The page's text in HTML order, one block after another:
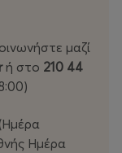
μαζί
ή στο 210 44
Ημέρα